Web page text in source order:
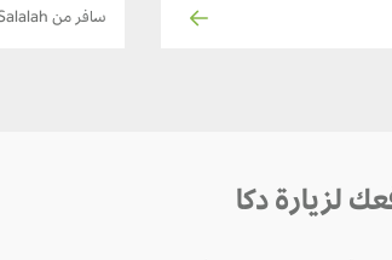
سافر من Salalah إلى دكا
لزيارة دكا